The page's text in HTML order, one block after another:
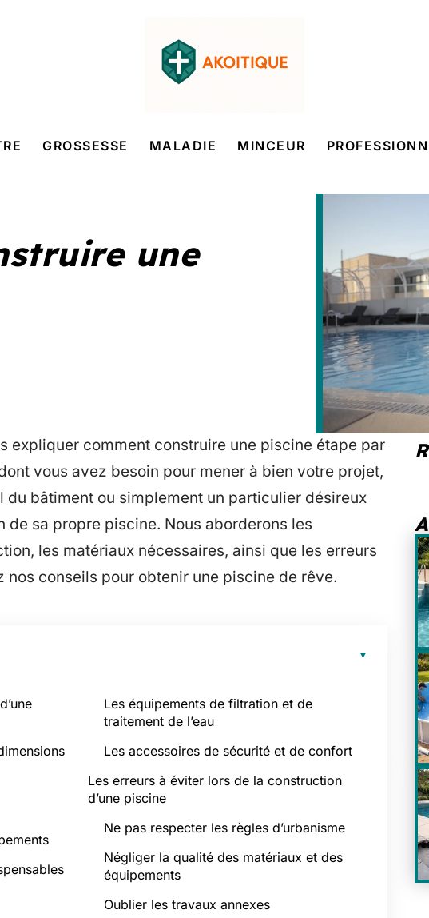
GROSSESSE MALADIE MINCEUR
une
expliquer comment construire une piscine étape par
vous avez besoin pour mener à bien votre projet,
du bâtiment ou simplement un particulier désireux
de sa propre piscine. Nous aborderons les
les matériaux nécessaires, ainsi que les erreurs
nos conseils pour obtenir une piscine de rêve.
Les équipements de filtration et de
traitement de l’eau
Les accessoires de sécurité et de confort
Les erreurs à éviter lors de la construction
d’une piscine
Ne pas respecter les règles d’urbanisme
Négliger la qualité des matériaux et des
équipements
Oublier les travaux annexes